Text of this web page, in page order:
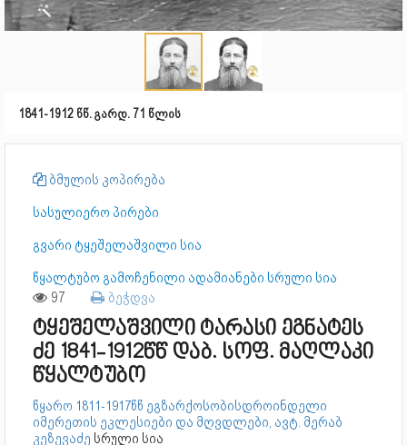
1841-1912 წწ. გარდ. 71 წლის
ბმულის კოპირება
სასულიერო პირები
გვარი ტყეშელაშვილი სია
წყალტუბო გამოჩენილი ადამიანები სრული სია
97 ბეჭდვა
ტყეშელაშვილი ტარასი ეგნატეს
ძე 1841-1912წწ დაბ. სოფ. მაღლაკი
წყალტუბო
წყარო 1811-1917წწ ეგზარქოსობისდროინდელი
იმერეთის ეკლესიები და მღვდლები, ავტ. მერაბ
კეზევაძე სრული სია